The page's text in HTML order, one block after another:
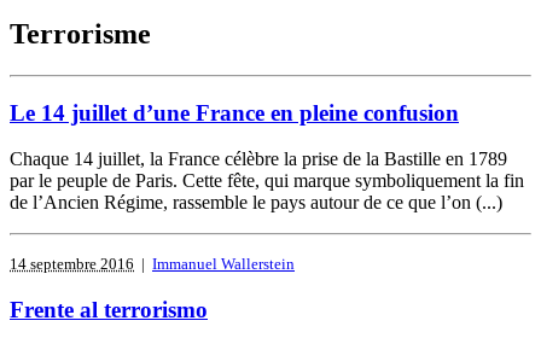
Terrorisme
Le 14 juillet d’une France en pleine confusion
Chaque 14 juillet, la France célèbre la prise de la Bastille en 1789
par le peuple de Paris. Cette fête, qui marque symboliquement la fin
de l’Ancien Régime, rassemble le pays autour de ce que l’on (...)
14 septembre 2016 | Immanuel Wallerstein
Frente al terrorismo